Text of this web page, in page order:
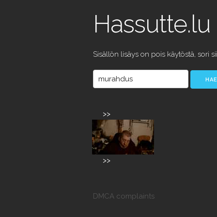
Hassutte.lu
Sisällön lisäys on pois käytöstä, sori
>>
>>
DMCA complaints